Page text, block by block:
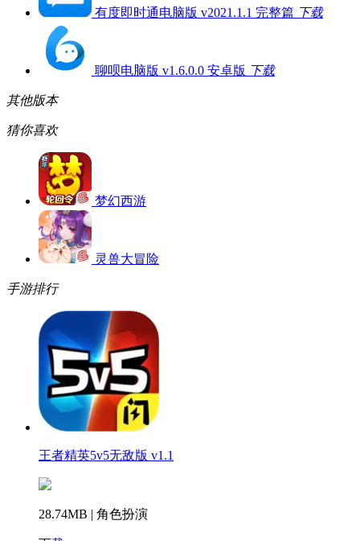
有度即时通电脑版 v2021.1.1 完整篇 下载
聊呗电脑版 v1.6.0.0 安卓版 下载
其他版本
猜你喜欢
梦幻西游
灵兽大冒险
手游排行
王者精英5v5无敌版 v1.1
28.74MB | 角色扮演